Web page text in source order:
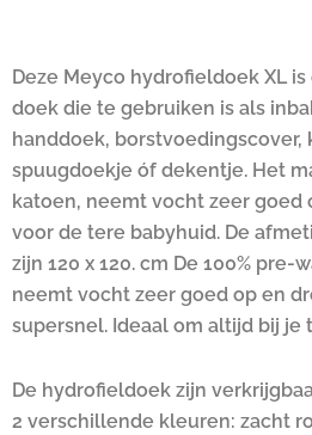
Deze Meyco hydrofieldoek XL
doek die te gebruiken is als
handdoek, borstvoedingscover,
spuugdoekje óf dekentje. Het
katoen, neemt vocht zeer goed
voor de tere babyhuid. De
zijn 120 x 120. cm De 100%
neemt vocht zeer goed op en
supersnel. Ideaal om altijd bij je
De hydrofieldoek zijn
2 verschillende kleuren: zacht